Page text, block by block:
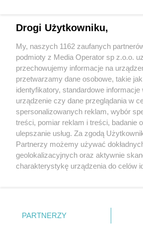
Wydawca mediówlokalnych
Nie zapomnij
zapoznać się z:
polityką prywatności regulamin
Twojemiasto
Piekary Śląskie
Chorzów
Tarnowskie Góry
Gliwice
Kontakt
Redakcja
Drogi Użytkowniku,
My, naszych 1162 zaufanych
podmioty z Media Operator sp z.o.o.
przechowujemy informacje na
przetwarzamy dane osobowe, takie
identyfikatory, standardowe informacje
urządzenie czy dane przeglądania w
spersonalizowanych reklam, wybór
treści, pomiar reklam i treści, badanie
ulepszanie usług. Za zgodą
Partnerzy możemy używać
geolokalizacyjnych oraz aktywnie
charakterystykę urządzenia do celów
zmienić/wycofać klikając przycisk
znajdujący się w lewym dolnym rogu
PARTNERZY